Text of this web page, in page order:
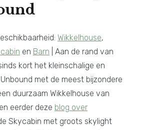
Wikkelhouse,
en Barn | Aan de rand van
kort het kleinschalige en
met de meest bijzondere
duurzaam Wikkelhouse van
eerder deze blog over
Skycabin met groots skylight